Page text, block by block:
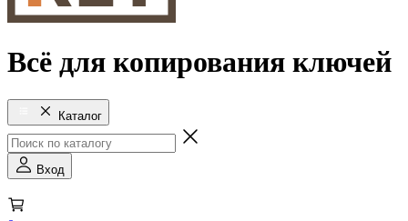
Всё для копирования ключей
Каталог
Вход